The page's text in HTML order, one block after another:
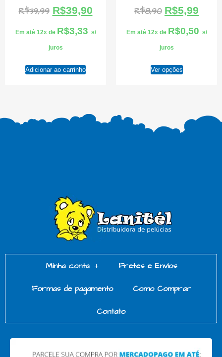
R$39,99 R$39,90
Em até 12x de R$3,33 s/
juros
Adicionar ao carrinho
R$8,90 R$5,99
Em até 12x de R$0,50 s/
juros
Ver opções
Minha conta Fretes e Envios
Formas de pagamento Como Comprar
Contato